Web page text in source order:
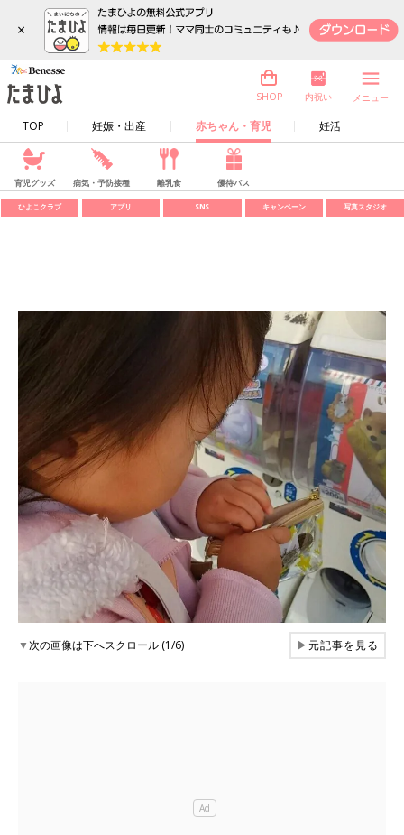
×
TOP 妊娠・出産 赤ちゃん・育児 妊活
SHOP 内祝い メニュー
育児グッズ 病気・予防接種 離乳食 優待パス
ひよこクラブ アプリ SNS キャンペーン 写真スタジオ
▼次の画像は下へスクロール (1/6) ▶元記事を見る